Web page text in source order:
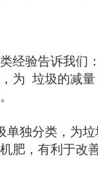
经验告诉我们
为 垃圾的减量
单独分类，为垃
肥，有利于改